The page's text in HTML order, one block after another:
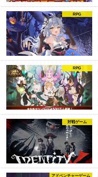
RPG
RPG
対戦ゲーム
アドベンチャーゲーム